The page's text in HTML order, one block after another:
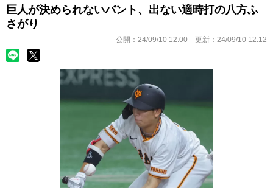
巨人が決められないバント、出ない適時打の八方ふ
さがり
公開： 24/09/10 12:00 更新： 24/09/10 12:12